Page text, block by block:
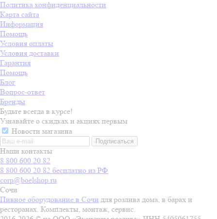
Политика конфиденциальности
Карта сайта
Информация
Помощь
Условия оплаты
Условия доставки
Гарантия
Помощь
Блог
Вопрос-ответ
Бренды
Будьте всегда в курсе!
Узнавайте о скидках и акциях первым
Новости магазина
Наши контакты
8 800 600 20 82
8 800 600 20 82 бесплатно из РФ
corp@boelshop.ru
Сочи
Пивное оборудование в Сочи для розлива дома, в барах и
ресторанах. Комплекты, монтаж, сервис.